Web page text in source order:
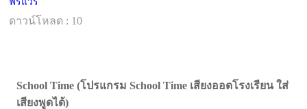
ดาวน์โหลด : 10
School Time (โปรแกรม School Time เสียงออดโรงเรียน ใส่
เสียงพูดได้)